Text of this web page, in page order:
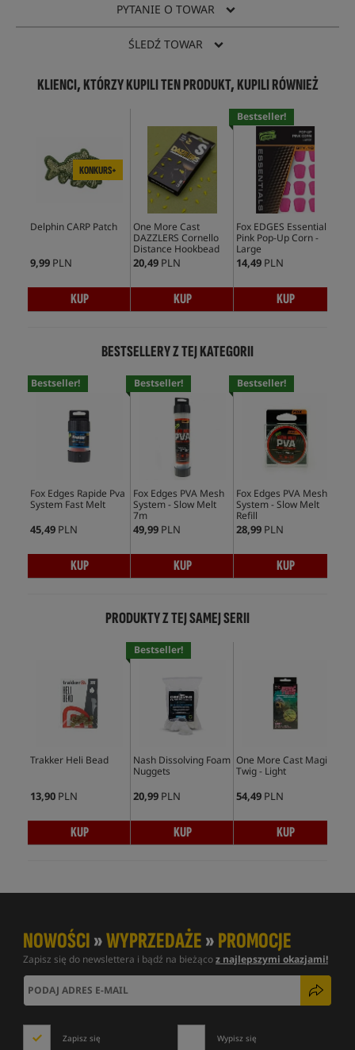
PYTANIE O TOWAR
ŚLEDŹ TOWAR
KLIENCI, KTÓRZY KUPILI TEN PRODUKT, KUPILI RÓWNIEŻ
KONKURS+
Delphin CARP Patch
9,99 PLN
KUP
One More Cast
DAZZLERS Cornello
Distance Hookbead
20,49 PLN
KUP
Bestseller!
Fox EDGES Essential
Pink Pop-Up Corn -
Large
14,49 PLN
KUP
BESTSELLERY Z TEJ KATEGORII
Bestseller!
Fox Edges Rapide Pva
System Fast Melt
45,49 PLN
KUP
Bestseller!
Fox Edges PVA Mesh
System - Slow Melt
7m
49,99 PLN
KUP
Bestseller!
Fox Edges PVA Mesh
System - Slow Melt
Refill
28,99 PLN
KUP
PRODUKTY Z TEJ SAMEJ SERII
Trakker Heli Bead
13,90 PLN
KUP
Bestseller!
Nash Dissolving Foam
Nuggets
20,99 PLN
KUP
One More Cast Magic
Twig - Light
54,49 PLN
KUP
NOWOŚCI»WYPRZEDAŻE»PROMOCJE
Zapisz się do newslettera i bądź na bieżącoz najlepszymi okazjami!
Zapisz się Wypisz się